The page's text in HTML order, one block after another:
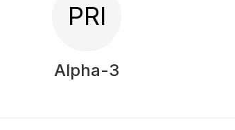
PRI
Alpha-3